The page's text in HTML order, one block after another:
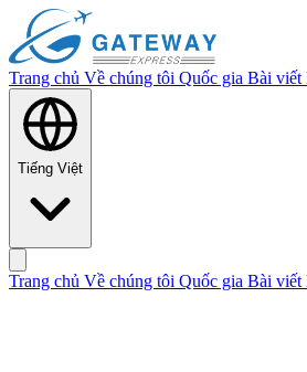
Trang chủ Về chúng tôi Quốc gia Bài viết
Tiếng Việt
Trang chủ Về chúng tôi Quốc gia Bài viết